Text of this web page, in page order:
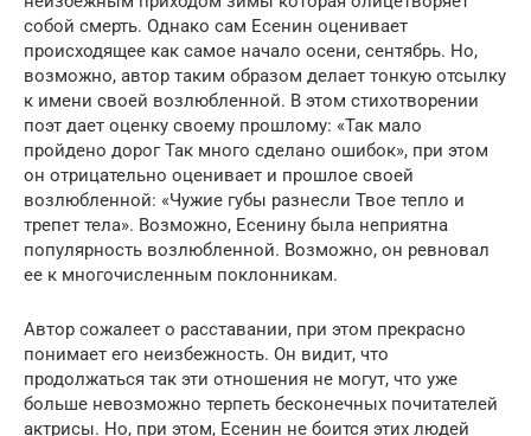
собой смерть. Однако сам Есенин оценивает
происходящее как самое начало осени, сентябрь. Но,
возможно, автор таким образом делает тонкую отсылку
к имени своей возлюбленной. В этом стихотворении
поэт дает оценку своему прошлому: «Так мало
пройдено дорог Так много сделано ошибок», при этом
он отрицательно оценивает и прошлое своей
возлюбленной: «Чужие губы разнесли Твое тепло и
трепет тела». Возможно, Есенину была неприятна
популярность возлюбленной. Возможно, он ревновал
ее к многочисленным поклонникам.
Автор сожалеет о расставании, при этом прекрасно
понимает его неизбежность. Он видит, что
продолжаться так эти отношения не могут, что уже
больше невозможно терпеть бесконечных почитателей
актрисы. Но, при этом, Есенин не боится этих людей